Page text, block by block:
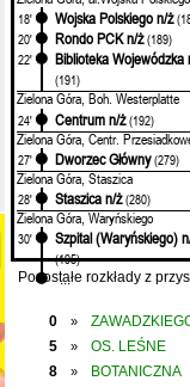
18' Wojska Polskiego n/ż
20'
Rondo PCK n/ż (189)
22'
Biblioteka Wojewódzka
(191)
Zielona Góra, Boh. Westerplatte
24' Centrum n/ż (192)
Zielona Góra, Centr.
27' Dworzec Główny (279)
Zielona Góra, Staszica
28' Staszica n/ż (280)
Zielona Góra, Waryńskiego
30' Szpital (Waryńskiego)
(195)
...
Pozostałe rozkłady z
0 »
5
»
OS. LEŚNE
8
»
BOTANICZNA